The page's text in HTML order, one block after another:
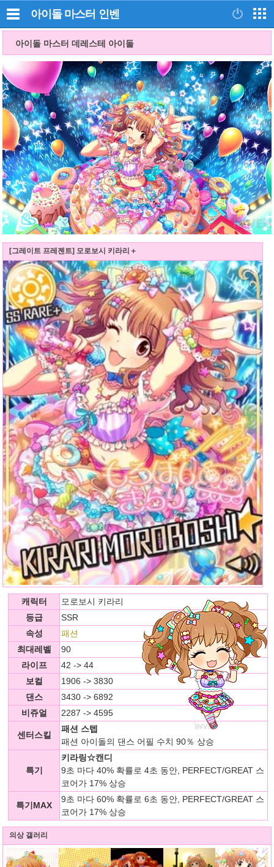
아이돌 마스터 인벤
아이돌 마스터 데레스테 아이돌
[그레이트 프레젠트] 모로보시 키라리＋
캐릭터
모로보시 키라리
등급
SSR
속성
패션
최대레벨
90
라이프
42 -> 44
보컬
1906 -> 3830
댄스
3430 -> 6892
비쥬얼
2287 -> 4595
센터스킬
패션 스텝
패션 아이돌의 댄스 어필 수치 90％ 상승
특기
키라링☆캔디
9초 마다 40% 확률로 4초 동안, PERFECT/GREAT 스
코어가 17% 상승
특기MAX
9초 마다 60% 확률로 6초 동안, PERFECT/GREAT 스
코어가 17% 상승
의상 갤러리